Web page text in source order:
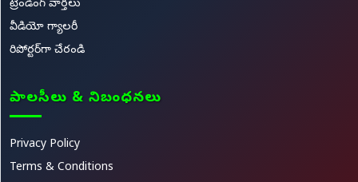
ట్రెండింగ్ వార్తలు
వీడియో గ్యాలరీ
రిపోర్టర్‌గా చేరండి
పాలసీలు & నిబంధనలు
Privacy Policy
Terms & Conditions